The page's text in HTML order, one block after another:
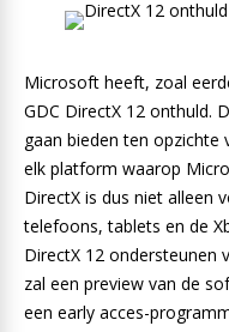
Microsoft heeft, zoal
GDC DirectX 12 onthuld.
gaan bieden ten opzichte
elk platform waarop
DirectX is dus niet alleen
telefoons, tablets en de
DirectX 12 ondersteunen
zal een preview van de
een early acces-